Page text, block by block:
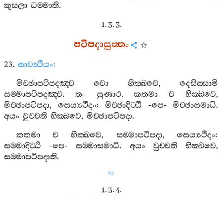
කුසලා ධම‍්මාති.
1. 3. 3.
පටිපදාසුත‍්තං
23. සාවත්‍ථියං:
මිච‍්ඡාපටිපදඤ‍්ච
වො භික‍්ඛවෙ, දෙසිස‍්සාමි
සම‍්මාපටිපදඤ‍්ච. තං සුණාථ.කතමා ච භික‍්ඛවෙ,
මිච‍්ඡාපටිපදා, සෙය්‍යථිදං: මිච‍්ඡාදිට‍්ඨි -පෙ- මිච‍්ඡාසමාධි.
අයං වුච‍්චති භික‍්ඛවෙ, මිච‍්ඡාපටිපදා.
කතමා
ච භික‍්ඛවෙ, සම‍්මාපටිපදා, සෙය්‍යථිදං:
සම‍්මාදිට‍්ඨි -පෙ-සම‍්මාසමාධි. අයං වුච‍්චති භික‍්ඛවෙ,
සම‍්මාපටිපදාති.
32
1. 3. 4.